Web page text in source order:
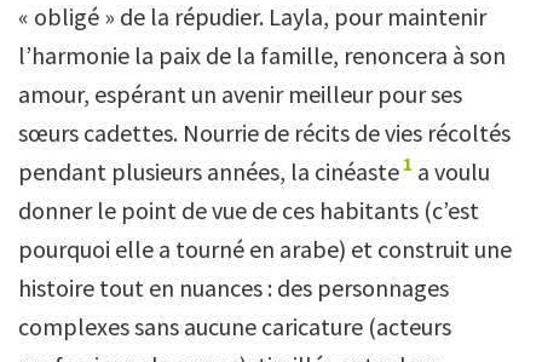
« obligé » de la répudier. Layla, pour maintenir
l’harmonie la paix de la famille, renoncera à son
amour, espérant un avenir meilleur pour ses
sœurs cadettes. Nourrie de récits de vies récoltés
pendant plusieurs années, la cinéaste 1 a voulu
donner le point de vue de ces habitants (c’est
pourquoi elle a tourné en arabe) et construit une
histoire tout en nuances : des personnages
complexes sans aucune caricature (acteurs